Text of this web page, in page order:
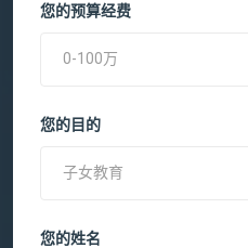
您的预算经费
0-100万
您的目的
子女教育
您的姓名